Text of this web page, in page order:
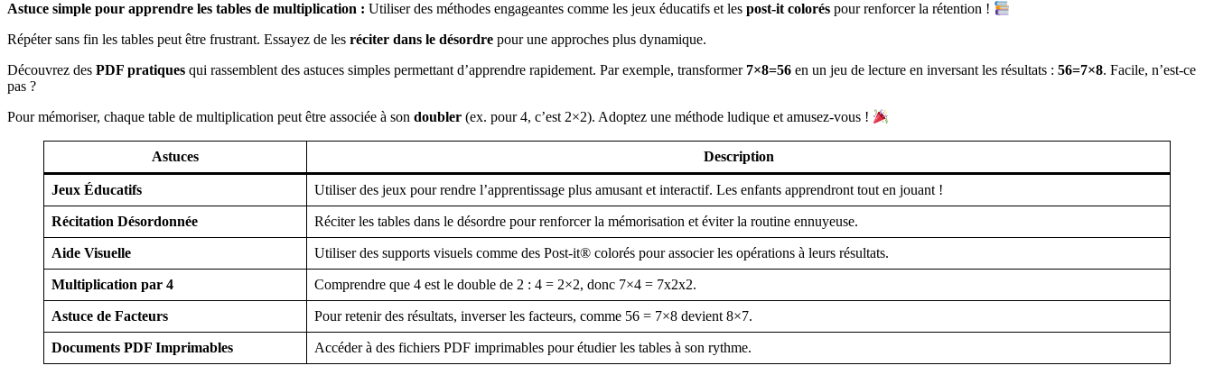
Astuce simple pour apprendre les tables de multiplication : Utiliser des méthodes engageantes comme les jeux éducatifs et les post-it colorés pour renforcer la rétention !
Répéter sans fin les tables peut être frustrant. Essayez de les réciter dans le désordre pour une approches plus dynamique.
Découvrez des PDF pratiques qui rassemblent des astuces simples permettant d’apprendre rapidement. Par exemple, transformer 7×8=56 en un jeu de lecture en inversant les résultats : 56=7×8. Facile, n’est-ce
pas ?
Pour mémoriser, chaque table de multiplication peut être associée à son doubler (ex. pour 4, c’est 2×2). Adoptez une méthode ludique et amusez-vous !
Astuces Description
Jeux Éducatifs Utiliser des jeux pour rendre l’apprentissage plus amusant et interactif. Les enfants apprendront tout en jouant !
Récitation Désordonnée Réciter les tables dans le désordre pour renforcer la mémorisation et éviter la routine ennuyeuse.
Aide Visuelle Utiliser des supports visuels comme des Post-it® colorés pour associer les opérations à leurs résultats.
Multiplication par 4 Comprendre que 4 est le double de 2 : 4 = 2×2, donc 7×4 = 7x2x2.
Astuce de Facteurs Pour retenir des résultats, inverser les facteurs, comme 56 = 7×8 devient 8×7.
Documents PDF Imprimables Accéder à des fichiers PDF imprimables pour étudier les tables à son rythme.